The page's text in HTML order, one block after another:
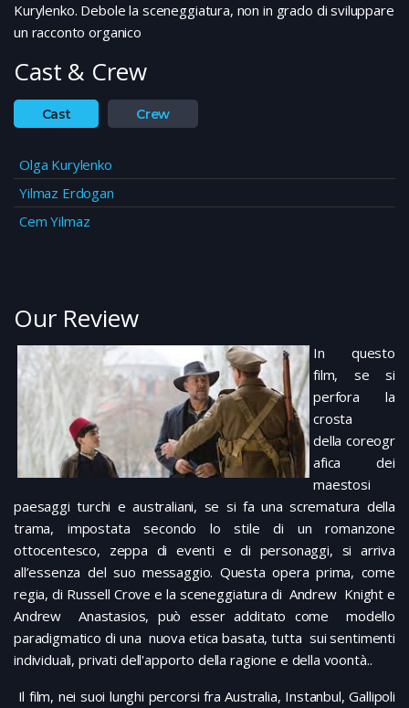
Kurylenko. Debole la sceneggiatura, non in grado di sviluppare
un racconto organico
Cast & Crew
Cast Crew
Olga Kurylenko
Yilmaz Erdogan
Cem Yilmaz
Our Review
In questo
film, se si
perfora la
crosta
della coreogr
afica dei
maestosi
paesaggi turchi e australiani, se si fa una scrematura della
trama, impostata secondo lo stile di un romanzone
ottocentesco, zeppa di eventi e di personaggi, si arriva
all’essenza del suo messaggio. Questa opera prima, come
regia, di Russell Crove e la sceneggiatura di Andrew Knight e
Andrew Anastasios, può esser additato come modello
paradigmatico di una nuova etica basata, tutta sui sentimenti
individuali, privati dell'apporto della ragione e della voontà..
Il film, nei suoi lunghi percorsi fra Australia, Instanbul, Gallipoli